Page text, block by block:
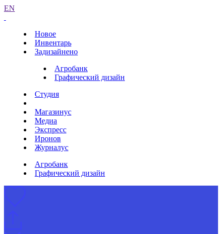
EN
Новое
Инвентарь
Задизайнено
Агробанк
Графический дизайн
Студия
Магазинус
Медиа
Экспресс
Иронов
Журналус
Агробанк
Графический дизайн